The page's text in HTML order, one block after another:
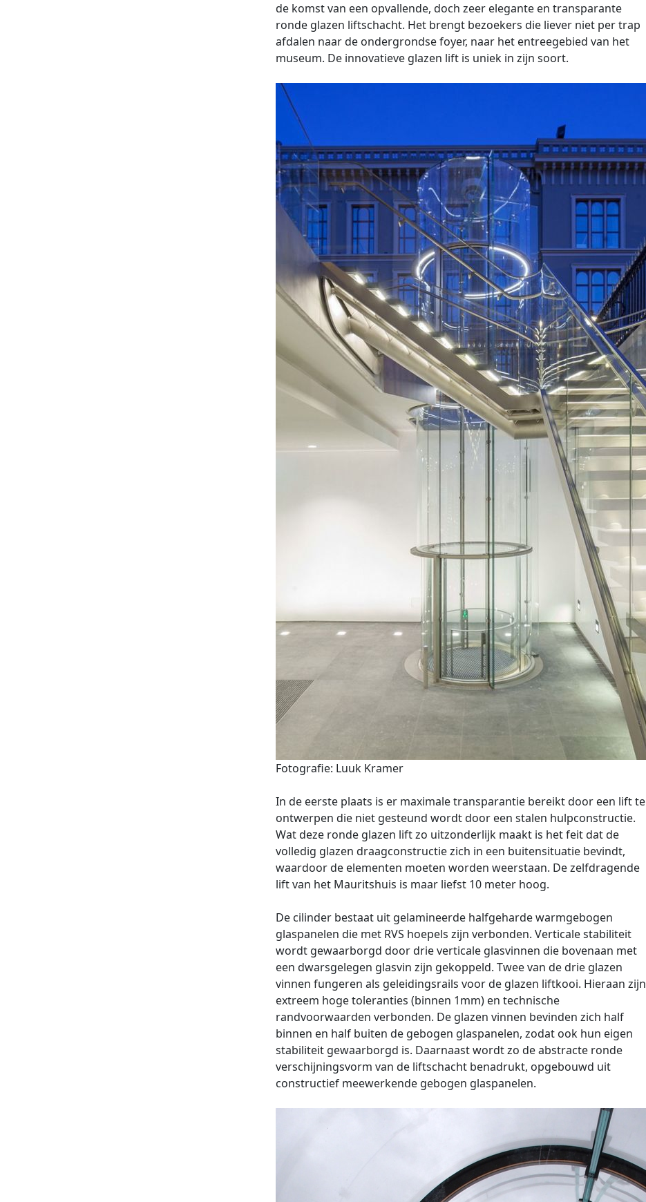
de komst van een opvallende, doch zeer elegante en transparante
ronde glazen liftschacht. Het brengt bezoekers die liever niet per trap
afdalen naar de ondergrondse foyer, naar het entreegebied van het
museum. De innovatieve glazen lift is uniek in zijn soort.
Fotografie: Luuk Kramer
In de eerste plaats is er maximale transparantie bereikt door een lift te
ontwerpen die niet gesteund wordt door een stalen hulpconstructie.
Wat deze ronde glazen lift zo uitzonderlijk maakt is het feit dat de
volledig glazen draagconstructie zich in een buitensituatie bevindt,
waardoor de elementen moeten worden weerstaan. De zelfdragende
lift van het Mauritshuis is maar liefst 10 meter hoog.
De cilinder bestaat uit gelamineerde halfgeharde warmgebogen
glaspanelen die met RVS hoepels zijn verbonden. Verticale stabiliteit
wordt gewaarborgd door drie verticale glasvinnen die bovenaan met
een dwarsgelegen glasvin zijn gekoppeld. Twee van de drie glazen
vinnen fungeren als geleidingsrails voor de glazen liftkooi. Hieraan zijn
extreem hoge toleranties (binnen 1mm) en technische
randvoorwaarden verbonden. De glazen vinnen bevinden zich half
binnen en half buiten de gebogen glaspanelen, zodat ook hun eigen
stabiliteit gewaarborgd is. Daarnaast wordt zo de abstracte ronde
verschijningsvorm van de liftschacht benadrukt, opgebouwd uit
constructief meewerkende gebogen glaspanelen.